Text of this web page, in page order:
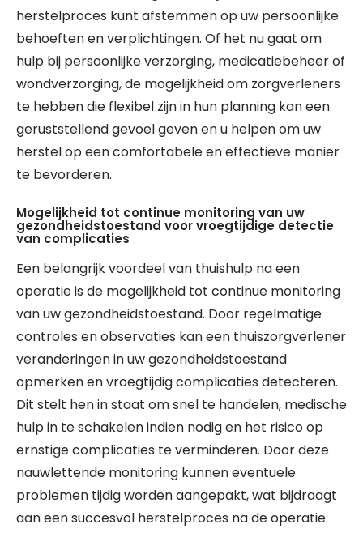
herstelproces kunt afstemmen op uw persoonlijke
behoeften en verplichtingen. Of het nu gaat om
hulp bij persoonlijke verzorging, medicatiebeheer of
wondverzorging, de mogelijkheid om zorgverleners
te hebben die flexibel zijn in hun planning kan een
geruststellend gevoel geven en u helpen om uw
herstel op een comfortabele en effectieve manier
te bevorderen.
Mogelijkheid tot continue monitoring van uw
gezondheidstoestand voor vroegtijdige detectie
van complicaties
Een belangrijk voordeel van thuishulp na een
operatie is de mogelijkheid tot continue monitoring
van uw gezondheidstoestand. Door regelmatige
controles en observaties kan een thuiszorgverlener
veranderingen in uw gezondheidstoestand
opmerken en vroegtijdig complicaties detecteren.
Dit stelt hen in staat om snel te handelen, medische
hulp in te schakelen indien nodig en het risico op
ernstige complicaties te verminderen. Door deze
nauwlettende monitoring kunnen eventuele
problemen tijdig worden aangepakt, wat bijdraagt
aan een succesvol herstelproces na de operatie.